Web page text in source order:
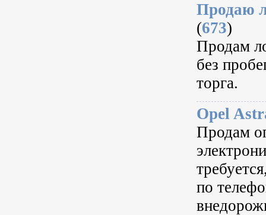
Продаю
(673)
Продам
без
торга.
Opel
Продам
по